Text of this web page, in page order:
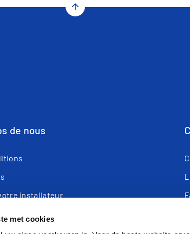
met cookies
arrow_upward
de nous
installateur
le produit